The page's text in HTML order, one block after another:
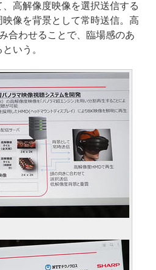
高解像度映像を選択送信する
像を背景として常時送信。高
合わせることで、臨場感のあ
いう。